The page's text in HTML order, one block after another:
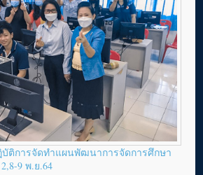
บัติการจัดทำแผนพัฒนาการจัดการศึกษา
9 พ.ย.64